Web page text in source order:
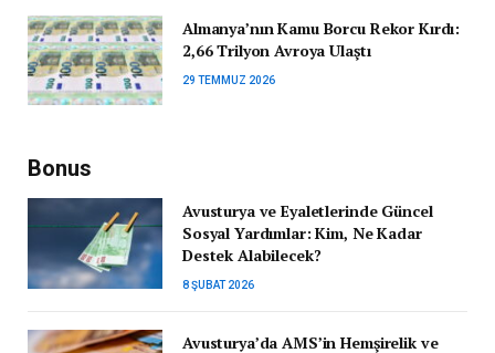
Almanya’nın Kamu Borcu Rekor Kırdı:
2,66 Trilyon Avroya Ulaştı
29 TEMMUZ 2026
Bonus
Avusturya ve Eyaletlerinde Güncel
Sosyal Yardımlar: Kim, Ne Kadar
Destek Alabilecek?
8 ŞUBAT 2026
Avusturya’da AMS’in Hemşirelik ve